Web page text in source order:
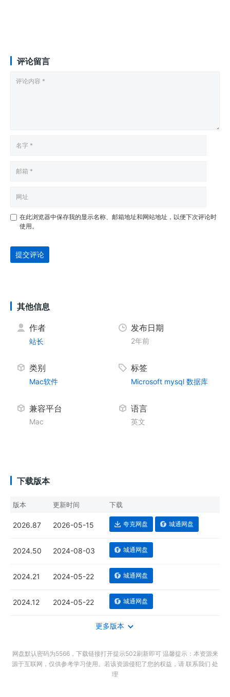
评论留言
在此浏览器中保存我的显示名称、邮箱地址和网站地址，以便下次评论时
使用。
提交评论
其他信息
作者
站长
发布日期
2年前
类别
Mac软件
标签
Microsoft mysql 数据库
兼容平台
Mac
语言
英文
下载版本
版本 更新时间 下载
2026.87 2026-05-15 夸克网盘 城通网盘
2024.50 2024-08-03 城通网盘
2024.21 2024-05-22 城通网盘
2024.12 2024-05-22 城通网盘
更多版本
网盘默认密码为5566，下载链接打开提示502刷新即可 温馨提示：本资源来
源于互联网，仅供参考学习使用。若该资源侵犯了您的权益，请 联系我们 处
理